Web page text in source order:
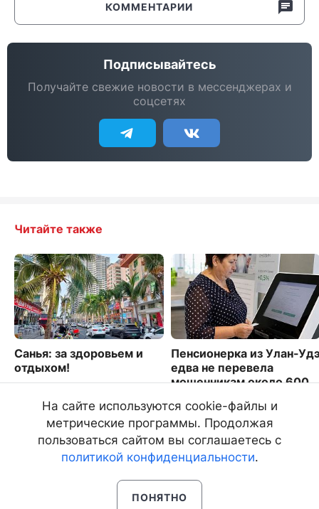
КОММЕНТАРИИ
Подписывайтесь
Получайте свежие новости в мессенджерах и
соцсетях
Читайте также
Санья: за здоровьем и
отдыхом!
Пенсионерка из Улан-
едва не перевела
мошенникам около 600
1949
На сайте используются cookie-файлы и
метрические программы. Продолжая
пользоваться сайтом вы соглашаетесь с
политикой конфиденциальности.
ПОНЯТНО